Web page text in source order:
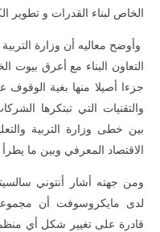
الخاص لبناء القدرات و تطوير
وأوضح معاليه أن وزارة
التعاون البناء مع أعرق بيوت
جزءا أصيلا منها بغية
والتقنيات التي تبتكرها
بين خطى وزارة التربية
الاقتصاد المعرفي وبين ما
ومن جهته أشار أنتوني
لدى مايكروسوفت أن
قادرة على تغيير شكل أي